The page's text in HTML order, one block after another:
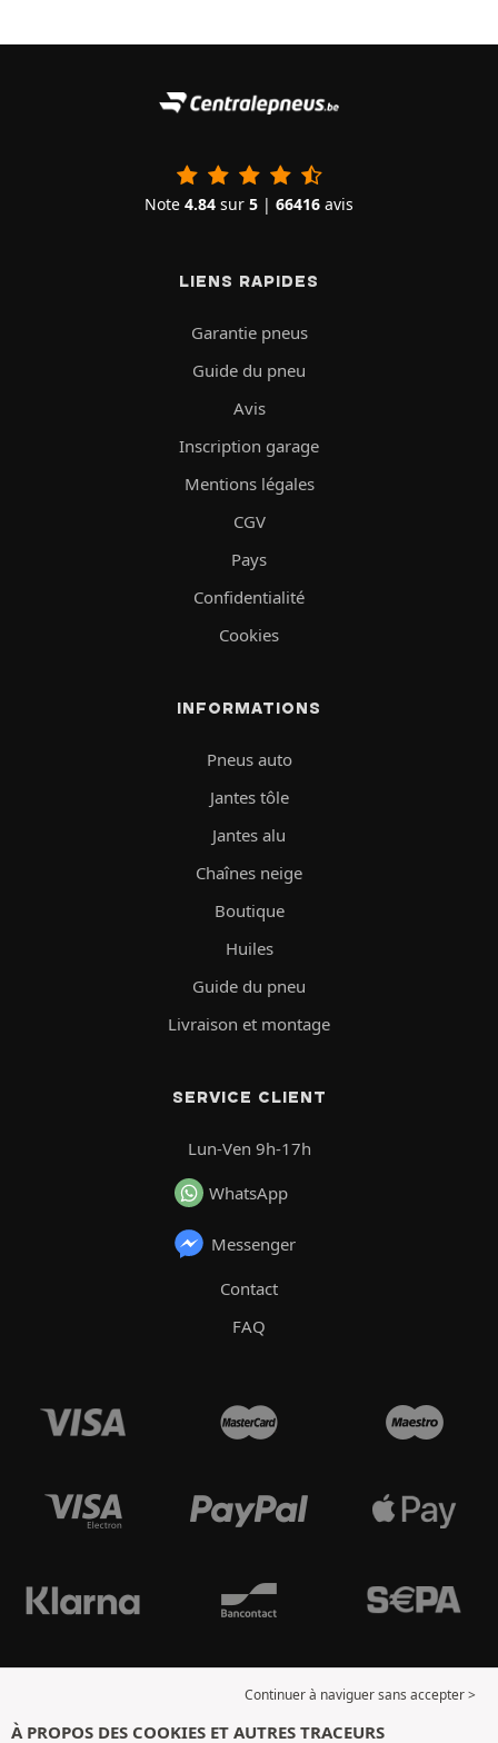
Note 4.84 sur 5 | 66416 avis
LIENS RAPIDES
Garantie pneus
Guide du pneu
Avis
Inscription garage
Mentions légales
CGV
Pays
Confidentialité
Cookies
INFORMATIONS
Pneus auto
Jantes tôle
Jantes alu
Chaînes neige
Boutique
Huiles
Guide du pneu
Livraison et montage
SERVICE CLIENT
Lun-Ven 9h-17h
WhatsApp
Messenger
Contact
FAQ
Continuer à naviguer sans accepter >
À PROPOS DES COOKIES ET AUTRES TRACEURS